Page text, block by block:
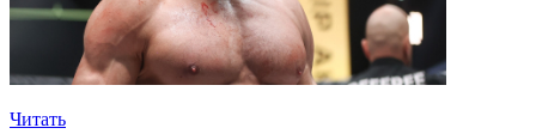
Читать